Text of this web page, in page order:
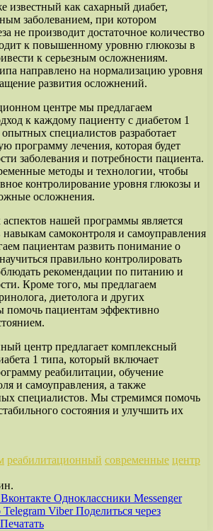
известный как сахарный диабет,
заболеванием, при котором
не производит достаточное количество
к повышенному уровню глюкозы в
к серьезным осложнениям.
направлено на нормализацию уровня
развития осложнений.
центре мы предлагаем
к каждому пациенту с диабетом 1
специалистов разработает
программу лечения, которая будет
заболевания и потребности пациента.
методы и технологии, чтобы
контролирование уровня глюкозы и
осложнения.
нашей программы является
самоконтроля и самоуправления
пациентам развить понимание о
правильно контролировать
рекомендации по питанию и
Кроме того, мы предлагаем
диетолога и других
помочь пациентам эффективно
центр предлагает комплексный
1 типа, который включает
реабилитации, обучение
и самоуправления, а также
специалистов. Мы стремимся помочь
состояния и улучшить их
реабилитационный современные центр
Вконтакте Одноклассники Messenger
Telegram Viber Поделиться через
Печатать